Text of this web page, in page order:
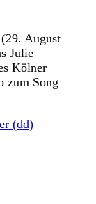
August
Julie
Kölner
zum Song
(dd)